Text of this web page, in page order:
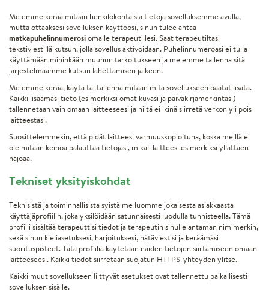
Me emme kerää mitään henkilökohtaisia tietoja sovelluksemme avulla,
mutta ottaaksesi sovelluksen käyttöösi, sinun tulee antaa
matkapuhelinnumerosi omalle terapeutillesi. Saat terapeutiltasi
tekstiviestillä kutsun, jolla sovellus aktivoidaan. Puhelinnumeroasi ei tulla
käyttämään mihinkään muuhun tarkoitukseen ja me emme tallenna sitä
järjestelmäämme kutsun lähettämisen jälkeen.
Me emme kerää, käytä tai tallenna mitään mitä sovellukseen päätät lisätä.
Kaikki lisäämäsi tieto (esimerkiksi omat kuvasi ja päiväkirjamerkintäsi)
tallennetaan vain omaan laitteeseesi ja niitä ei ikinä siirretä verkon yli pois
laitteestasi.
Suosittelemmekin, että pidät laitteesi varmuuskopioituna, koska meillä ei
ole mitään keinoa palauttaa tietojasi, mikäli laitteesi esimerkiksi yllättäen
hajoaa.
Tekniset yksityiskohdat
Teknisistä ja toiminnallisista syistä me luomme jokaisesta asiakkaasta
käyttäjäprofiilin, joka yksilöidään satunnaisesti luodulla tunnisteella. Tämä
profiili sisältää terapeuttisi tiedot ja terapeutin sinulle antaman nimimerkin,
sekä sinun kieliasetuksesi, harjoituksesi, hätäviestisi ja keräämäsi
suorituspisteet. Tätä profiilia käytetään näiden tietojen siirtämiseen omaan
laitteeseesi. Kaikki tiedot siirretään suojatun HTTPS-yhteyden ylitse.
Kaikki muut sovellukseen liittyvät asetukset ovat tallennettu paikallisesti
sovelluksen sisälle.